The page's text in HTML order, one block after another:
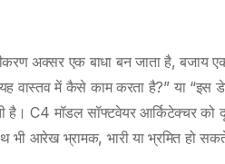
अक्सर एक बाधा बन जाता है,
वास्तव में कैसे काम करता है?” या “इस
है। C4 मॉडल सॉफ्टवेयर आर्किटेक्चर
आरेख भ्रामक, भारी या भ्रमित हो